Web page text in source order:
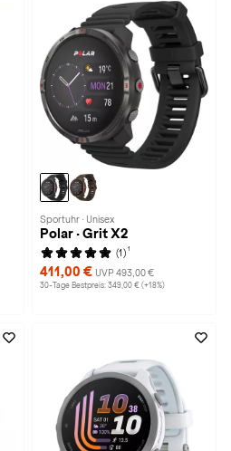
Sportuhr · Unisex
Polar · Grit X2
(1) 1
411,00 € UVP 493,00 €
30-Tage Bestpreis: 349,00 € (+18%)